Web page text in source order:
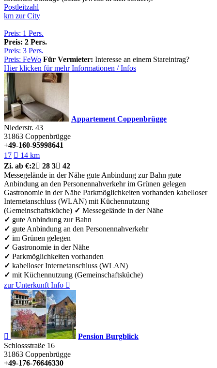
Postleitzahl
km zur City
Preis: 1 Pers.
Preis: 2 Pers.
Preis: 3 Pers.
Preis: FeWo Für Vermieter: Interesse an einem Stareintrag?
Hier klicken für mehrInformationen /Infos
Appartement Coppenbrügge
Niederstr. 43
31863 Coppenbrügge
+49-160-95998641
17  14 km
Zi. ab €:2 28 3 42
Messegelände in der Nähe gute Anbindung zur Bahn gute
Anbindung an den Personennahverkehr im Grünen gelegen
Gastronomie in der Nähe Parkmöglichkeiten vorhanden kabelloser
Internetanschluss (WLAN) mit Küchennutzung
(Gemeinschaftsküche) ✓ Messegelände in der Nähe
✓ gute Anbindung zur Bahn
✓ gute Anbindung an den Personennahverkehr
✓ im Grünen gelegen
✓ Gastronomie in der Nähe
✓ Parkmöglichkeiten vorhanden
✓ kabelloser Internetanschluss (WLAN)
✓ mit Küchennutzung (Gemeinschaftsküche)
zur Unterkunft Info 

Pension Burgblick
Schlossstraße 16
31863 Coppenbrügge
+49-176-76646330